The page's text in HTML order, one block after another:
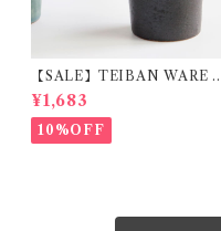
【SALE】TEIBAN WARE
リーカップM とび茶 陶器 明
山窯
¥1,683
10%OFF